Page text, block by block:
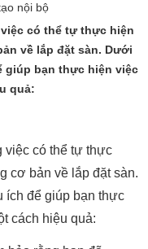
nội bộ
có thể tự thực hiện
về lắp đặt sàn. Dưới
giúp bạn thực hiện việc
quả:
việc có thể tự thực
cơ bản về lắp đặt sàn.
ích để giúp bạn thực
cách hiệu quả: